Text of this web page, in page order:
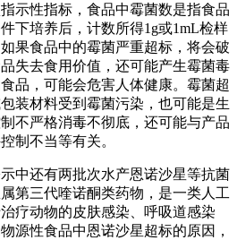
示性指标，食品中霉菌数是指食品
下培养后，计数所得1g或1mL检样
果食品中的霉菌严重超标，将会破
失去食用价值，还可能产生霉菌毒
品，可能会危害人体健康。霉菌超
装材料受到霉菌污染，也可能是生
不严格消毒不彻底，还可能与产品
制不当等有关。
还有两批次水产恩诺沙星等抗菌
第三代喹诺酮类药物，是一类人工
疗动物的皮肤感染、呼吸道感染
源性食品中恩诺沙星超标的原因，